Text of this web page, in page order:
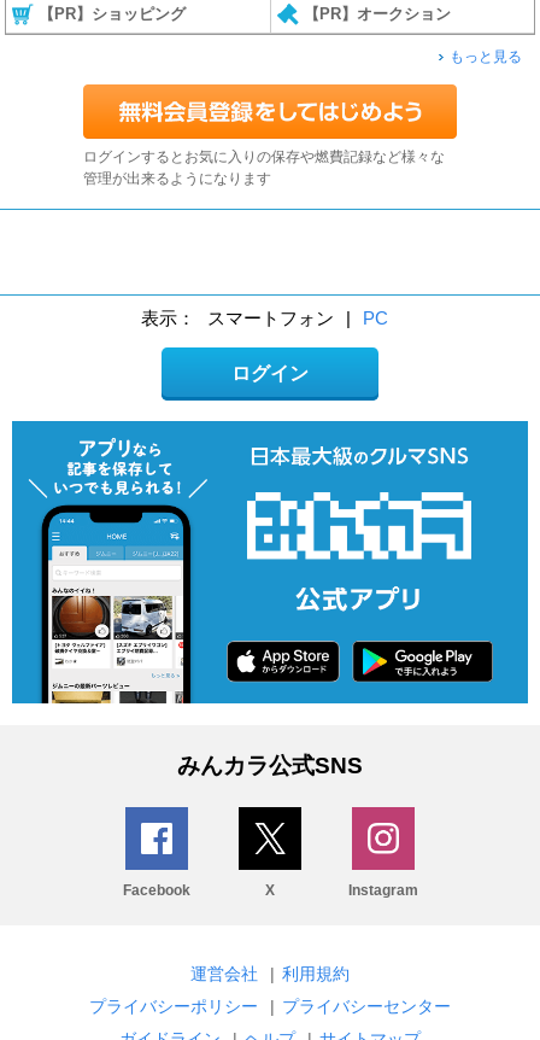
【PR】ショッピング 【PR】オークション
もっと見る
ログインするとお気に入りの保存や燃費記録など様々な
管理が出来るようになります
表示： スマートフォン | PC
ログイン
みんカラ公式SNS
Facebook X Instagram
運営会社 | 利用規約
プライバシーポリシー
| プライバシーセンター